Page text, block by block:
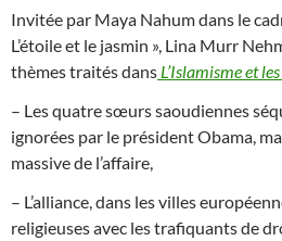
Invitée par Maya Nahum dans le
L’étoile et le jasmin », Lina Murr
thèmes traités dans L’Islamisme et
– Les quatre sœurs saoudiennes
ignorées par le président Obama,
massive de l’affaire,
– L’alliance, dans les villes
religieuses avec les trafiquants de